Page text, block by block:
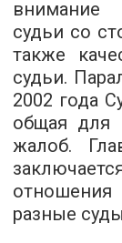
внимание
судьи со
также
судьи.
2002 года
общая для
жалоб.
разные